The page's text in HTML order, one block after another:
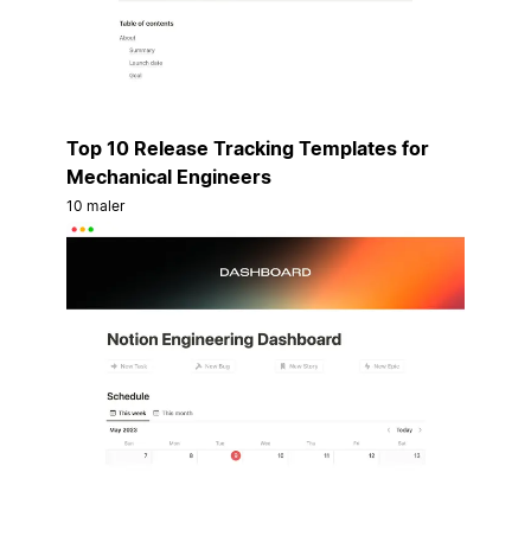
Top 10 Release Tracking Templates for
Mechanical Engineers
10 maler